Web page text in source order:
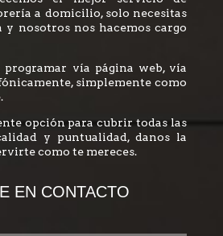
a domicilio, solo necesitas
nosotros nos hacemos cargo
programar vía página web, vía
simplemente como
opción para cubrir todas las
y puntualidad, danos la
como te mereces.
EN CONTACTO